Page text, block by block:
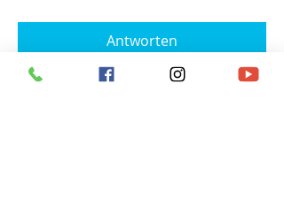
Antworten